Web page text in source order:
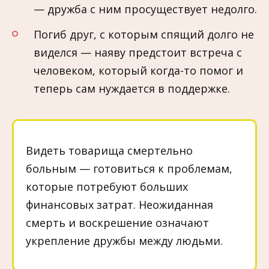
— дружба с ним просуществует недолго.
Погиб друг, с которым спящий долго не
виделся — наяву предстоит встреча с
человеком, который когда-то помог и
теперь сам нуждается в поддержке.
Видеть товарища смертельно
больным — готовиться к проблемам,
которые потребуют больших
финансовых затрат. Неожиданная
смерть и воскрешение означают
укрепление дружбы между людьми.